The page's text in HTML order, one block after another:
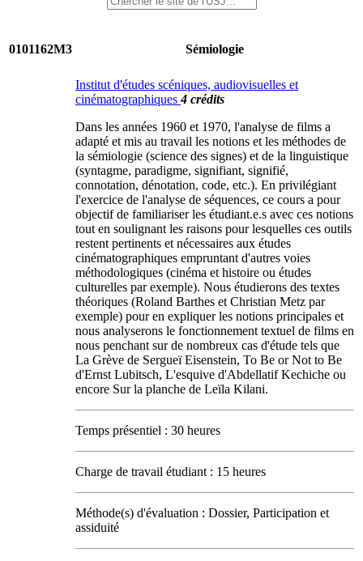
0101162M3 Sémiologie
Institut d'études scéniques, audiovisuelles et
cinématographiques4 crédits
Dans les années 1960 et 1970, l'analyse de films a
adapté et mis au travail les notions et les méthodes de
la sémiologie (science des signes) et de la linguistique
(syntagme, paradigme, signifiant, signifié,
connotation, dénotation, code, etc.). En privilégiant
l'exercice de l'analyse de séquences, ce cours a pour
objectif de familiariser les étudiant.e.s avec ces notions
tout en soulignant les raisons pour lesquelles ces outils
restent pertinents et nécessaires aux études
cinématographiques empruntant d'autres voies
méthodologiques (cinéma et histoire ou études
culturelles par exemple). Nous étudierons des textes
théoriques (Roland Barthes et Christian Metz par
exemple) pour en expliquer les notions principales et
nous analyserons le fonctionnement textuel de films en
nous penchant sur de nombreux cas d'étude tels que
La Grève de Sergueï Eisenstein, To Be or Not to Be
d'Ernst Lubitsch, L'esquive d'Abdellatif Kechiche ou
encore Sur la planche de Leïla Kilani.
Temps présentiel : 30 heures
Charge de travail étudiant : 15 heures
Méthode(s) d'évaluation : Dossier, Participation et
assiduité